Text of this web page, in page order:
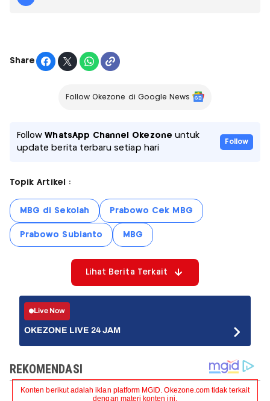
Share
Follow Okezone di Google News
FollowWhatsApp Channel Okezone untuk
update berita terbaru setiap hari
Follow
Topik Artikel :
MBG di Sekolah Prabowo Cek MBG
Prabowo Subianto MBG
Lihat Berita Terkait
Live Now
OKEZONE LIVE 24 JAM